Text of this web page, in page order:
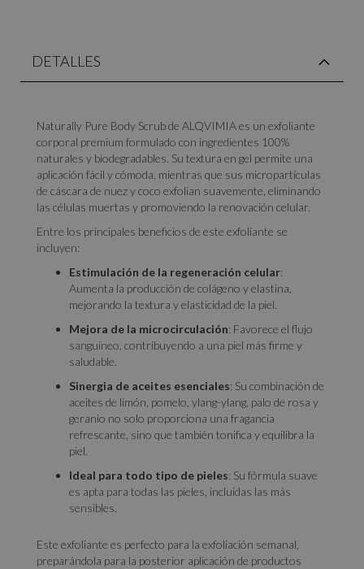
DETALLES
Naturally Pure Body Scrub de ALQVIMIA es un exfoliante
corporal premium formulado con ingredientes 100%
naturales y biodegradables. Su textura en gel permite una
aplicación fácil y cómoda, mientras que sus micropartículas
de cáscara de nuez y coco exfolian suavemente, eliminando
las células muertas y promoviendo la renovación celular.
Entre los principales beneficios de este exfoliante se
incluyen:
Estimulación de la regeneración celular:
Aumenta la producción de colágeno y elastina,
mejorando la textura y elasticidad de la piel.
Mejora de la microcirculación: Favorece el flujo
sanguíneo, contribuyendo a una piel más firme y
saludable.
Sinergia de aceites esenciales: Su combinación de
aceites de limón, pomelo, ylang-ylang, palo de rosa y
geranio no solo proporciona una fragancia
refrescante, sino que también tonifica y equilibra la
piel.
Ideal para todo tipo de pieles: Su fórmula suave
es apta para todas las pieles, incluidas las más
sensibles.
Este exfoliante es perfecto para la exfoliación semanal,
preparándola para la posterior aplicación de productos